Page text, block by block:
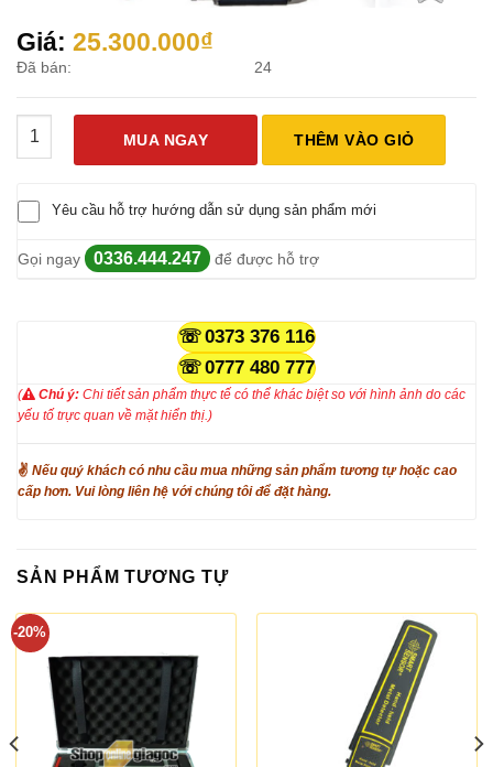
Giá: 25.300.000₫
Đã bán: 24
Máy Dò Vàng - Dò Kim Loại VR3000 số lượng
MUA NGAY
THÊM VÀO GIỎ
Yêu cầu hỗ trợ hướng dẫn sử dụng sản phẩm mới
Gọi ngay 0336.444.247 để được hỗ trợ
0373 376 116
0777 480 777
( Chú ý: Chi tiết sản phẩm thực tế có thể khác biệt so với hình ảnh do các
yếu tố trực quan về mặt hiển thị.)
✌ Nếu quý khách có nhu cầu mua những sản phẩm tương tự hoặc cao
cấp hơn. Vui lòng liên hệ với chúng tôi để đặt hàng.
SẢN PHẨM TƯƠNG TỰ
-20%